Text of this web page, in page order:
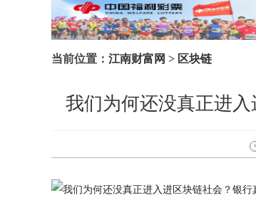
当前位置： 江南财富网 > 区块链
我们为何还没真正进